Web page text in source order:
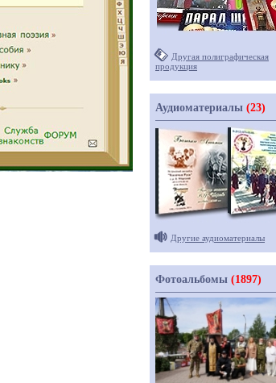
Другая полиграфическая
продукция
Аудиоматериалы (23)
Другие аудиоматериалы
Фотоальбомы (1897)